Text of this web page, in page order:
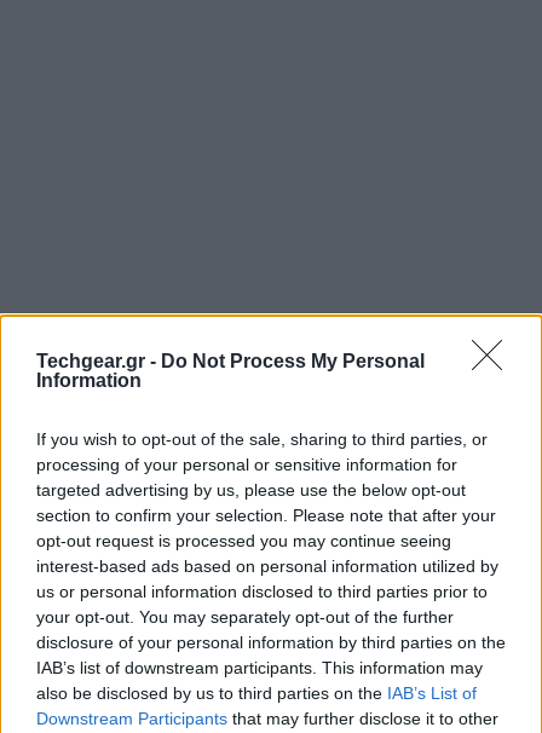
Techgear.gr - Do Not Process My Personal
Information
If you wish to opt-out of the sale, sharing to third parties, or
processing of your personal or sensitive information for
targeted advertising by us, please use the below opt-out
section to confirm your selection. Please note that after your
opt-out request is processed you may continue seeing
interest-based ads based on personal information utilized by
us or personal information disclosed to third parties prior to
your opt-out. You may separately opt-out of the further
disclosure of your personal information by third parties on the
IAB’s list of downstream participants. This information may
also be disclosed by us to third parties on the IAB’s List of
Downstream Participants that may further disclose it to other
Twitterπροσφέρει από σήμερα τη δυνατότητα
προβολής της ιστοσελίδας της με τη γλώσσα ...lolcatz!
Η επιλογή αυτή δεν αλλάζει τη λειτουργικότητα του
δημοφιλούς κοινωνικού δικτύου αλλά μερικές λέξεις,
όπως βλέπετε και στην παραπάνω εικόνα. Για
παράδειγμα, το 'who to follow' έχει γίνει 'HOO 2
FOLLOW', το 'Following' έχει γίνει 'FOLLOWIN' και τα